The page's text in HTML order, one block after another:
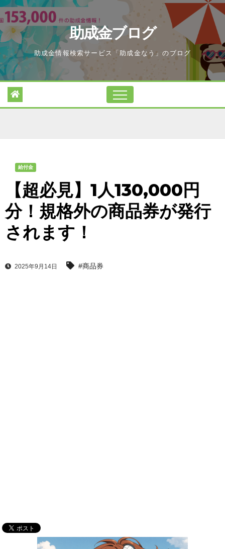
Skip
to
content
助成金ブログ
助成金情報検索サービス「助成金なう」のブログ
給付金
【超必見】1人130,000円
分！規格外の商品券が発行
されます！
2025年9月14日 #商品券